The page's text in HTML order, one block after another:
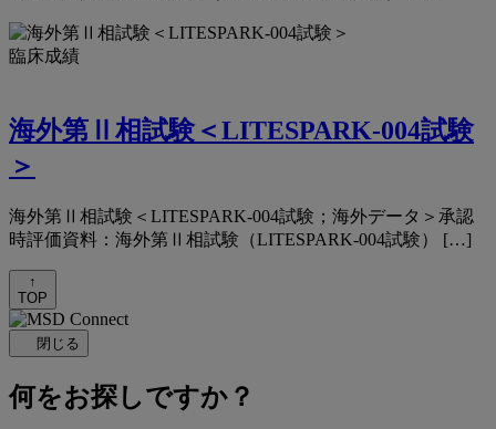
臨床成績
海外第Ⅱ相試験＜LITESPARK-004試験
＞
海外第Ⅱ相試験＜LITESPARK-004試験；海外データ＞承認
時評価資料：海外第Ⅱ相試験（LITESPARK-004試験） […]
↑
TOP
閉じる
何をお探しですか？